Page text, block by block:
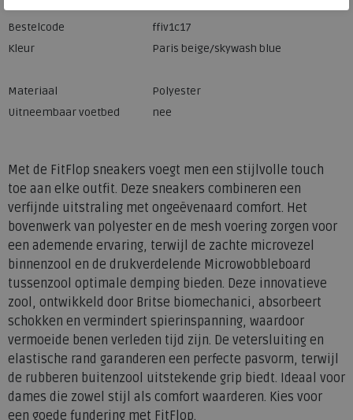
Met de FitFlop sneakers voegt men een stijlvolle touch
toe aan elke outfit. Deze sneakers combineren een
verfijnde uitstraling met ongeëvenaard comfort. Het
bovenwerk van polyester en de mesh voering zorgen voor
een ademende ervaring, terwijl de zachte microvezel
binnenzool en de drukverdelende Microwobbleboard
tussenzool optimale demping bieden. Deze innovatieve
zool, ontwikkeld door Britse biomechanici, absorbeert
schokken en vermindert spierinspanning, waardoor
vermoeide benen verleden tijd zijn. De vetersluiting en
elastische rand garanderen een perfecte pasvorm, terwijl
de rubberen buitenzool uitstekende grip biedt. Ideaal voor
dames die zowel stijl als comfort waarderen. Kies voor
een goede fundering met FitFlop.
Bestelcode
ffiv1c17
Kleur
Paris beige/skywash blue
Materiaal
Polyester
Uitneembaar voetbed
nee